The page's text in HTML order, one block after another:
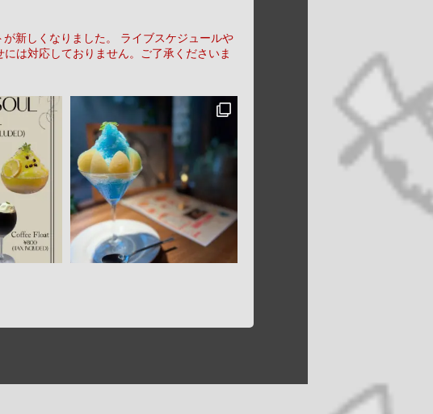
新しくなりました。
ライブスケジュールや
は対応しておりません。ご了承くださいま